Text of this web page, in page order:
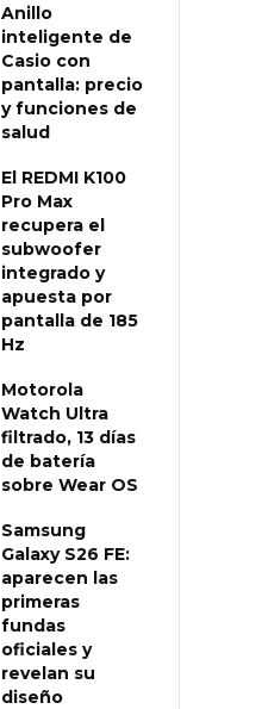
Anillo
inteligente de
Casio con
pantalla: precio
y funciones de
salud
El REDMI K100
Pro Max
recupera el
subwoofer
integrado y
apuesta por
pantalla de 185
Hz
Motorola
Watch Ultra
filtrado, 13 días
de batería
sobre Wear OS
Samsung
Galaxy S26 FE:
aparecen las
primeras
fundas
oficiales y
revelan su
diseño